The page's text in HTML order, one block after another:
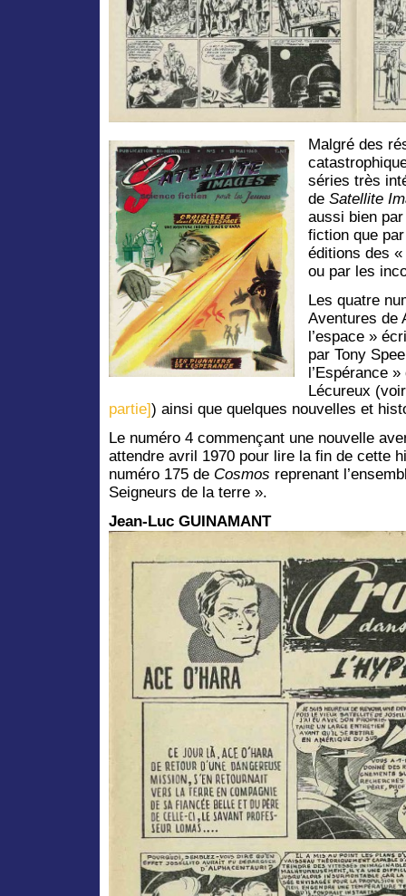
Malgré des
séries très
de Satellite
aussi bien
fiction que
éditions des «
ou par les
Les quatre
Aventures de
l’espace »
par Tony
l’Espérance
Lécureux
partie]) ainsi que quelques nouvelles et
Le numéro 4 commençant une nouvelle
attendre avril 1970 pour lire la fin de cette
numéro 175 de Cosmos reprenant
Seigneurs de la terre ».
Jean-Luc GUINAMANT